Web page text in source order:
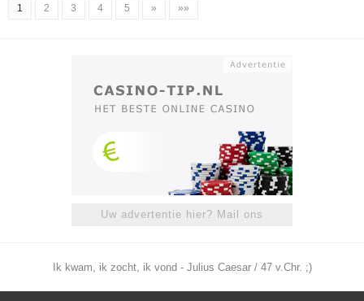
1 2 3 4 5 » »»
Uw advertentie hier? Mail ons
Ik kwam, ik zocht, ik vond - Julius Caesar / 47 v.Chr. ;)